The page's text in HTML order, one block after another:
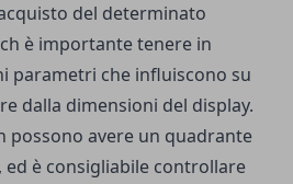
del determinato
è importante tenere in
parametri che influiscono su
dalla dimensioni del display.
avere un quadrante
è consigliabile controllare